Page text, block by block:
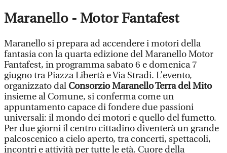
Maranello - Motor Fantafest
Maranello si prepara ad accendere i motori della
fantasia con la quarta edizione del Maranello Motor
Fantafest, in programma sabato 6 e domenica 7
giugno tra Piazza Libertà e Via Stradi. L’evento,
organizzato dal Consorzio Maranello Terra del Mito
insieme al Comune, si conferma come un
appuntamento capace di fondere due passioni
universali: il mondo dei motori e quello del fumetto.
Per due giorni il centro cittadino diventerà un grande
palcoscenico a cielo aperto, tra concerti, spettacoli,
incontri e attività per tutte le età. Cuore della